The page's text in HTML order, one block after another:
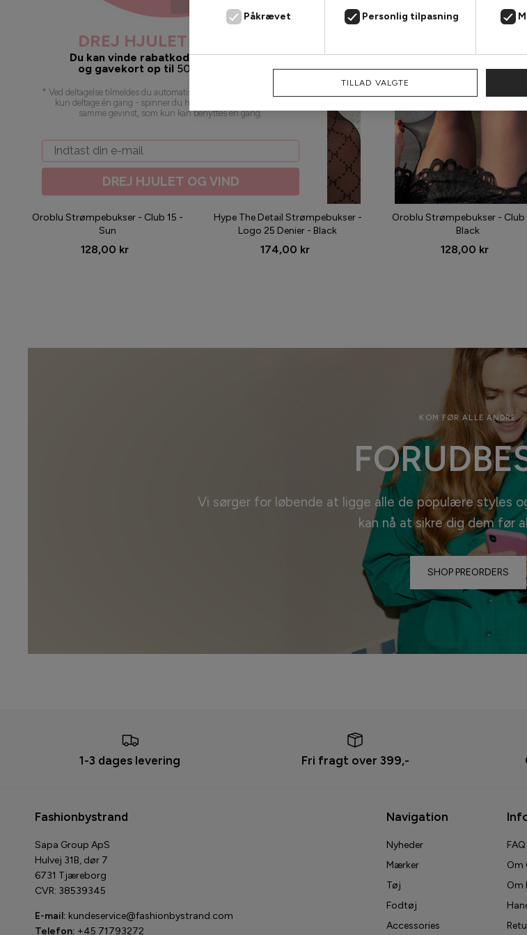
Påkrævet Personlig tilpasning
TILLAD VALGTE
Oroblu Strømpebukser - Club 15 -
Sun
128,00 kr
Hype The Detail Strømpebukser -
Logo 25 Denier - Black
174,00 kr
Oroblu Strømpebukser - Club
Black
128,00 kr
KOM FØR ALLE ANDRE
Vi sørger for løbende at ligge alle de populære styles
kan nå at sikre dig dem før
SHOP PREORDERS
1-3 dages levering Fri fragt over 399,-
Fashionbystrand
Sapa Group ApS
Hulvej 31B, dør 7
6731 Tjæreborg
CVR: 38539345
E-mail: kundeservice@fashionbystrand.com
Telefon: +45 71793272
Navigation
Nyheder
Mærker
Tøj
Fodtøj
Accessories
FAQ
Om
Om
DREJ HJULET OG VIND
Du kan vinde rabatkoder, gratis fragt
og gavekort op til 500
* Ved deltagelse tilmeldes du automatisk vores nyhedsbrev. Du kan
kun deltage én gang - spinner du hjulet flere gange, vil du få
samme gevinst, som kun kan benyttes én gang.
Email
DREJ HJULET OG VIND